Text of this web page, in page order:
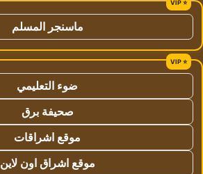
ماسنجر المسلم
ضوء التعليمي
صحيفة برق
موقع اشراقات
موقع اشراق اون لاين